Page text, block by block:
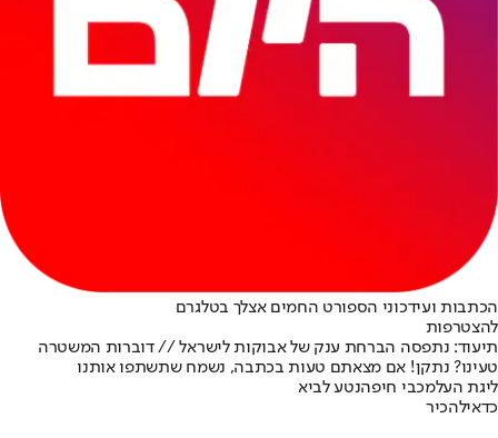
הכתבות ועידכוני הספורט החמים אצלך בטלגרם
להצטרפות
תיעוד: נתפסה הברחת ענק של אבוקות לישראל // דוברות המשטרה
טעינו? נתקן! אם מצאתם טעות בכתבה, נשמח שתשתפו אותנו
ליגת העלמכבי חיפהנטע לביא
כדאילהכיר